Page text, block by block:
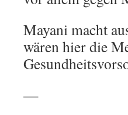
Mayani macht
wären hier die
—